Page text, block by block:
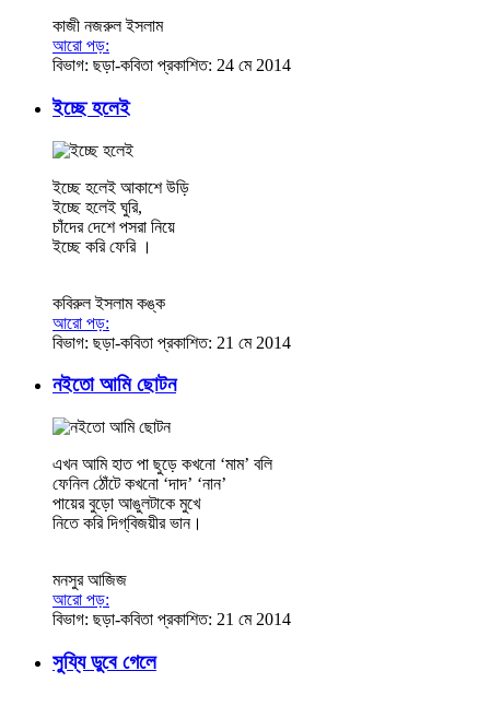
কাজী নজরুল ইসলাম
আরো পড়:
বিভাগ: ছড়া-কবিতা প্রকাশিত: 24 মে 2014
ইচ্ছে হলেই
ইচ্ছে হলেই আকাশে উড়ি
ইচ্ছে হলেই ঘুরি,
চাঁদের দেশে পসরা নিয়ে
ইচ্ছে করি ফেরি ।
কবিরুল ইসলাম কঙ্ক
আরো পড়:
বিভাগ: ছড়া-কবিতা প্রকাশিত: 21 মে 2014
নইতো আমি ছোটন
এখন আমি হাত পা ছুড়ে কখনো ‘মাম’ বলি
ফেনিল ঠোঁটে কখনো ‘দাদ’ ‘নান’
পায়ের বুড়ো আঙুলটাকে মুখে
নিতে করি দিগ্‌বিজয়ীর ভান।
মনসুর আজিজ
আরো পড়:
বিভাগ: ছড়া-কবিতা প্রকাশিত: 21 মে 2014
সুয্যি ডুবে গেলে